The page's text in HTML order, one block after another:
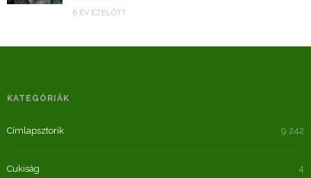
6 ÉV EZELŐTT
KATEGÓRIÁK
Címlapsztorik 9 242
Cukiság 4